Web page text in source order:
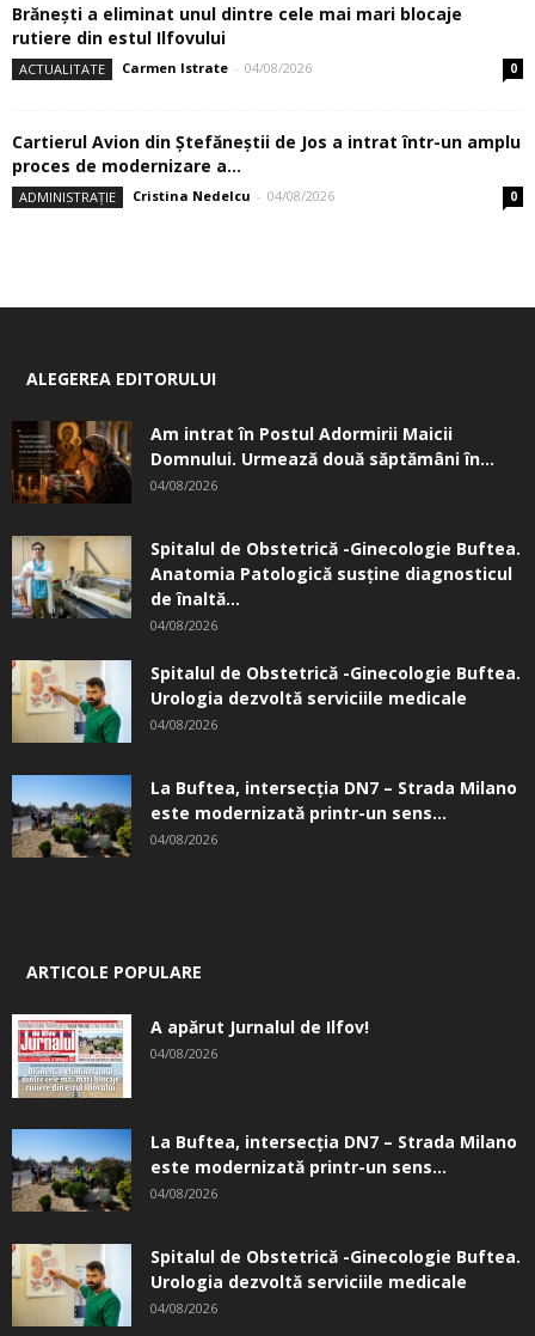
Brănești a eliminat unul dintre cele mai mari blocaje
rutiere din estul Ilfovului
ACTUALITATE Carmen Istrate - 04/08/2026 0
Cartierul Avion din Ştefăneştii de Jos a intrat într-un amplu
proces de modernizare a...
ADMINISTRAȚIE Cristina Nedelcu - 04/08/2026 0
ALEGEREA EDITORULUI
Am intrat în Postul Adormirii Maicii
Domnului. Urmează două săptămâni în...
04/08/2026
Spitalul de Obstetrică -Ginecologie Buftea.
Anatomia Patologică susţine diagnosticul
de înaltă...
04/08/2026
Spitalul de Obstetrică -Ginecologie Buftea.
Urologia dezvoltă serviciile medicale
04/08/2026
La Buftea, intersecţia DN7 – Strada Milano
este modernizată printr-un sens...
04/08/2026
ARTICOLE POPULARE
A apărut Jurnalul de Ilfov!
04/08/2026
La Buftea, intersecţia DN7 – Strada Milano
este modernizată printr-un sens...
04/08/2026
Spitalul de Obstetrică -Ginecologie Buftea.
Urologia dezvoltă serviciile medicale
04/08/2026